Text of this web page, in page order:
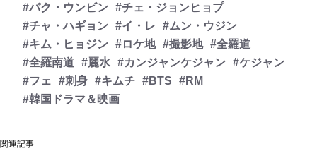
#パク・ウンビン #チェ・ジョンヒョプ
#チャ・ハギョン #イ・レ
#ムン・ウジン
#キム・ヒョジン #ロケ地 #撮影地 #全羅道
#全羅南道 #麗水 #カンジャンケジャン #ケジャン
#フェ
#刺身 #キムチ #BTS
#RM
#韓国ドラマ＆映画
関連記事